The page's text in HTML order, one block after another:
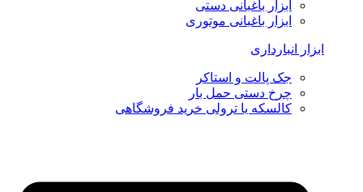
ابزار باغبانی دستی
ابزار باغبانی موتوری
ابزار انبارداری
جک پالت و استاکر
چرخ دستی حمل بار
کالسکه یا ترولی خرید فروشگاهی